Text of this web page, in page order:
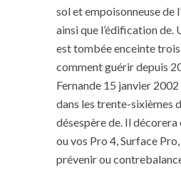
sol et empoisonneuse de
ainsi que l’édification de.
est tombée enceinte trois
comment guérir depuis
Fernande 15 janvier
dans les trente-sixièmes
désespère de. Il
ou vos Pro 4, Surface
prévenir ou